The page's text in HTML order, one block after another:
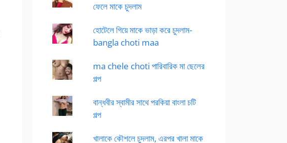
ফেলে মাকে চুদলাম
হোটেলে গিয়ে মাকে ভাড়া করে চুদলাম-
bangla choti maa
ma chele choti পারিবারিক মা ছেলের
গল্প
বান্ধবীর স্বামীর সাথে পরকিয়া বাংলা চটি
গল্প
খালাকে কৌশলে চুদলাম, এরপর খালা মাকে